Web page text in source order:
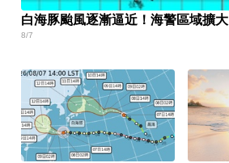
白海豚颱風逐漸逼近！海警區域擴大
8/7